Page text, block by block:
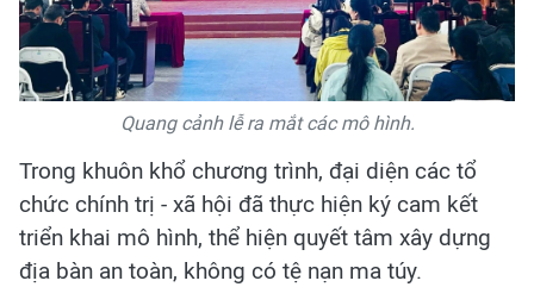
Quang cảnh lễ ra mắt các mô hình.
Trong khuôn khổ chương trình, đại diện các tổ
chức chính trị - xã hội đã thực hiện ký cam kết
triển khai mô hình, thể hiện quyết tâm xây dựng
địa bàn an toàn, không có tệ nạn ma túy.